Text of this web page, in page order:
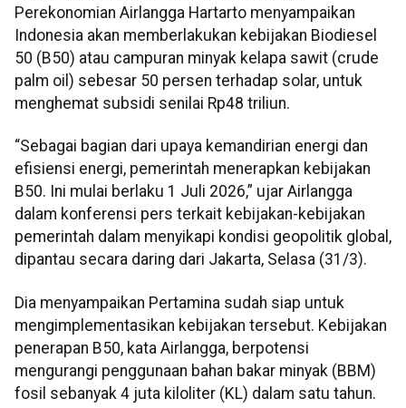
Perekonomian Airlangga Hartarto menyampaikan
Indonesia akan memberlakukan kebijakan Biodiesel
50 (B50) atau campuran minyak kelapa sawit (crude
palm oil) sebesar 50 persen terhadap solar, untuk
menghemat subsidi senilai Rp48 triliun.
“Sebagai bagian dari upaya kemandirian energi dan
efisiensi energi, pemerintah menerapkan kebijakan
B50. Ini mulai berlaku 1 Juli 2026,” ujar Airlangga
dalam konferensi pers terkait kebijakan-kebijakan
pemerintah dalam menyikapi kondisi geopolitik global,
dipantau secara daring dari Jakarta, Selasa (31/3).
Dia menyampaikan Pertamina sudah siap untuk
mengimplementasikan kebijakan tersebut. Kebijakan
penerapan B50, kata Airlangga, berpotensi
mengurangi penggunaan bahan bakar minyak (BBM)
fosil sebanyak 4 juta kiloliter (KL) dalam satu tahun.